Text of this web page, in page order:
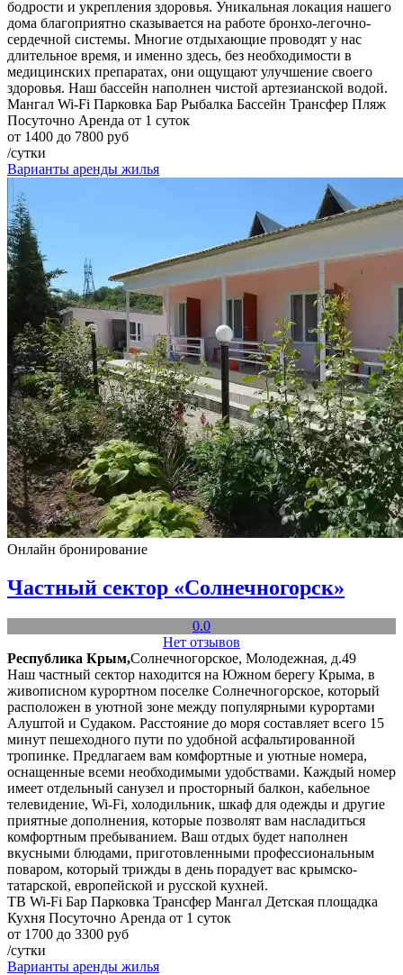
бодрости и укрепления здоровья. Уникальная локация нашего
дома благоприятно сказывается на работе бронхо-легочно-
сердечной системы. Многие отдыхающие проводят у нас
длительное время, и именно здесь, без необходимости в
медицинских препаратах, они ощущают улучшение своего
здоровья. Наш бассейн наполнен чистой артезианской водой.
Мангал Wi-Fi Парковка Бар Рыбалка Бассейн Трансфер Пляж
Посуточно Аренда от 1 суток
от 1400 до 7800 руб
/сутки
Варианты аренды жилья
Онлайн бронирование
Частный сектор «Солнечногорск»
0.0
Нет отзывов
Республика Крым,Солнечногорское, Молодежная, д.49
Наш частный сектор находится на Южном берегу Крыма, в
живописном курортном поселке Солнечногорское, который
расположен в уютной зоне между популярными курортами
Алуштой и Судаком. Расстояние до моря составляет всего 15
минут пешеходного пути по удобной асфальтированной
тропинке. Предлагаем вам комфортные и уютные номера,
оснащенные всеми необходимыми удобствами. Каждый номер
имеет отдельный санузел и просторный балкон, кабельное
телевидение, Wi-Fi, холодильник, шкаф для одежды и другие
приятные дополнения, которые позволят вам насладиться
комфортным пребыванием. Ваш отдых будет наполнен
вкусными блюдами, приготовленными профессиональным
поваром, который трижды в день порадует вас крымско-
татарской, европейской и русской кухней.
ТВ Wi-Fi Бар Парковка Трансфер Мангал Детская площадка
Кухня Посуточно Аренда от 1 суток
от 1700 до 3300 руб
/сутки
Варианты аренды жилья